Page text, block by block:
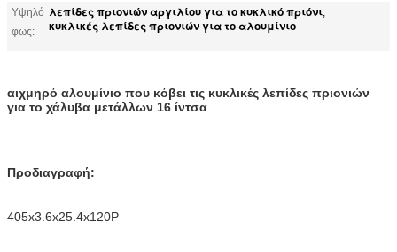
Υψηλό
φως:
λεπίδες πριονιών αργιλίου για το κυκλικό πριόνι,
κυκλικές λεπίδες πριονιών για το αλουμίνιο
αιχμηρό αλουμίνιο που κόβει τις κυκλικές λεπίδες πριονιών
για το χάλυβα μετάλλων 16 ίντσα
Προδιαγραφή:
405x3.6x25.4x120P